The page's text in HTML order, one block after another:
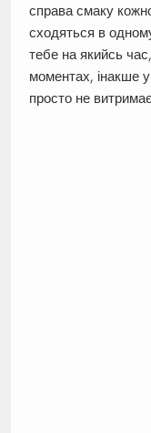
справа смаку
сходяться в
тебе на якийсь
моментах, інакше
просто не